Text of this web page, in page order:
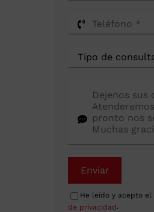
Enviar
He leído y acepto el
de privacidad.